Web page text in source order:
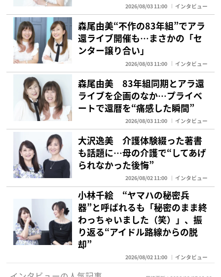
2026/08/03 11:00 インタビュー
森尾由美“不作の83年組”でアラ
還ライブ開催も…まさかの「セ
ンター譲り合い」
2026/08/03 11:00 インタビュー
森尾由美 83年組同期とアラ還
ライブを企画のなか…プライベ
ートで還暦を“痛感した瞬間”
2026/08/03 11:00 インタビュー
大沢逸美 介護体験綴った著書
も話題に…母の介護で“してあげ
られなかった後悔”
2026/08/02 11:00 インタビュー
小林千絵 “ヤマハの秘密兵
器”と呼ばれるも「秘密のまま終
わっちゃいました（笑）」、振
り返る“アイドル路線からの脱
却”
2026/08/02 11:00 インタビュー